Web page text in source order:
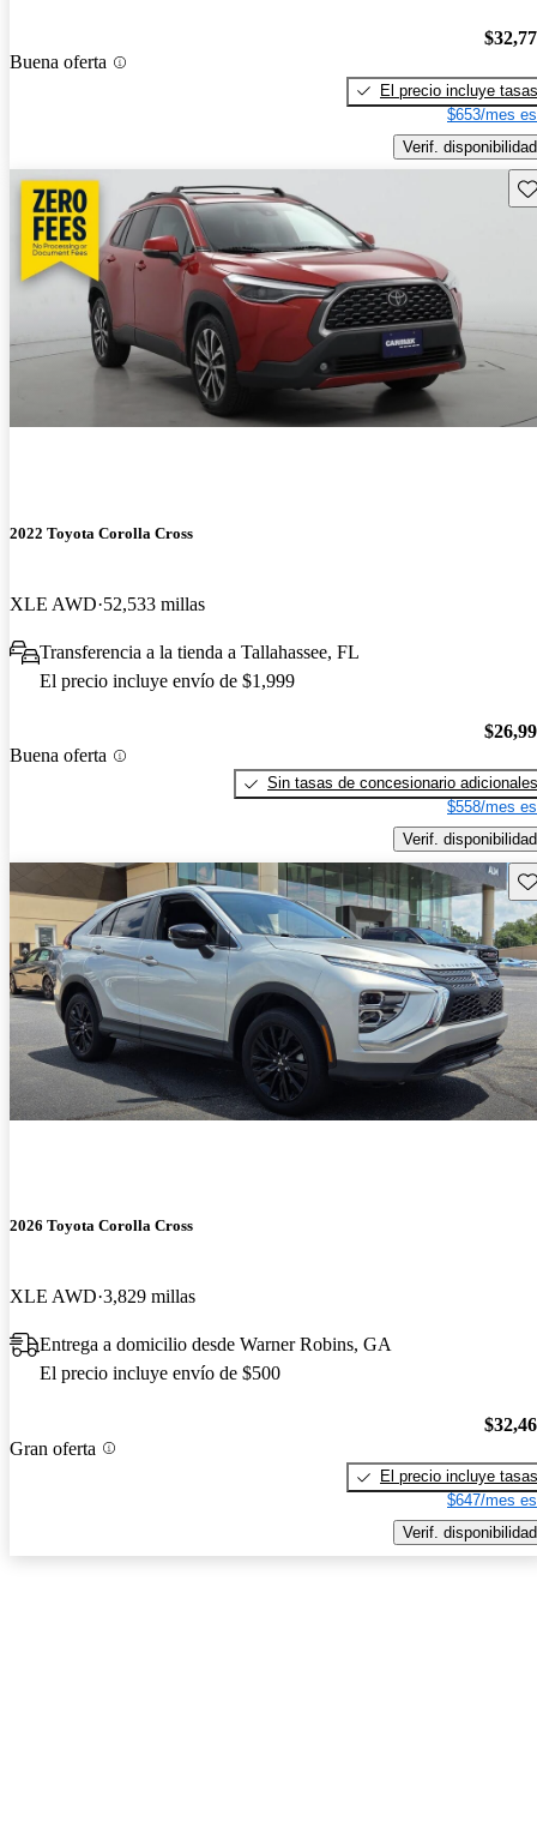
Buena oferta
El precio incluye tasas
$653/mes
Verif. disponibilidad
2022 Toyota Corolla Cross
XLE AWD 52,533 millas
Transferencia a la tienda a Tallahassee, FL
El precio incluye envío de $1,999
Buena oferta
Sin tasas de concesionario adicionales
$558/mes
Verif. disponibilidad
2026 Toyota Corolla Cross
XLE AWD 3,829 millas
Entrega a domicilio desde Warner Robins, GA
El precio incluye envío de $500
Gran oferta
El precio incluye tasas
$647/mes
Verif. disponibilidad